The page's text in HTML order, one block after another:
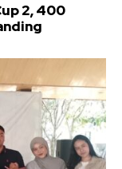
2, 400